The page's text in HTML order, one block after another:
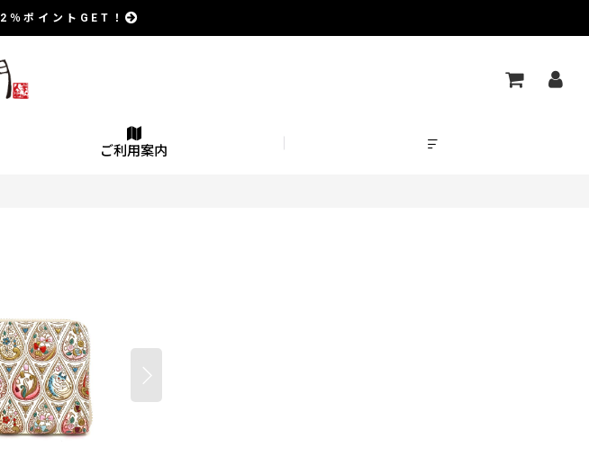
2％ポイントGET！
ご利用案内